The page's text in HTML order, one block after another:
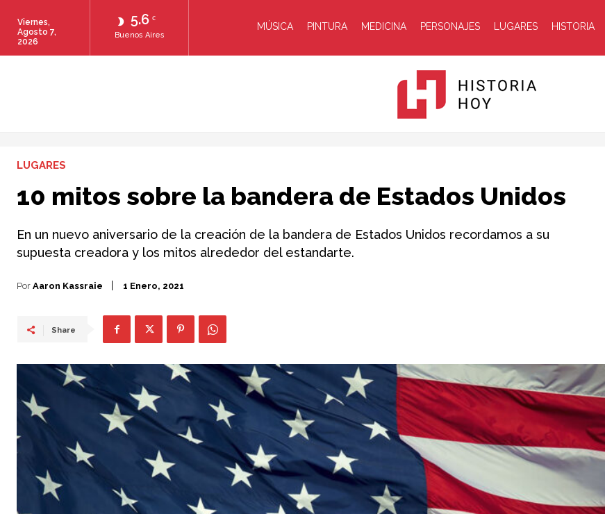
5.6 C
Buenos Aires
Viernes,
Agosto 7,
2026
MÚSICA PINTURA MEDICINA PERSONAJES LUGARES HISTORIA
LUGARES
10 mitos sobre la bandera de Estados Unidos
En un nuevo aniversario de la creación de la bandera de Estados Unidos recordamos a su
supuesta creadora y los mitos alrededor del estandarte.
Por Aaron Kassraie 1 Enero, 2021
Share